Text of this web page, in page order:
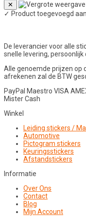
✕
✓ Product toegevoegd
De leverancier voor alle
snelle levering, persoonlijk
Alle genoemde prijzen op
afrekenen zal de BTW
PayPal Maestro VISA
Mister Cash
Winkel
Leiding stickers /
Automotive
Pictogram stickers
Keuringsstickers
Afstandstickers
Informatie
Over Ons
Contact
Blog
Mijn Account